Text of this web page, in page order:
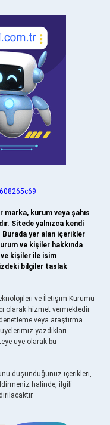
kurum veya şahıs
Sitede yalnızca kendi
Burada yer alan içerikler
ve kişiler hakkında
ve kişiler ile isim
bilgiler taslak
ve İletişim Kurumu
olarak hizmet vermektedir.
veya araştırma
yazdıkları
üye olarak bu
düşündüğünüz içerikleri,
halinde, ilgili